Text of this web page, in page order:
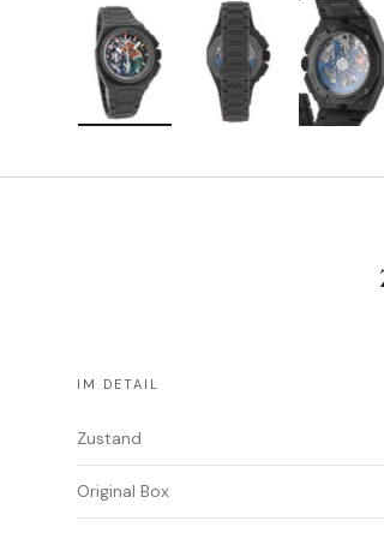
Bild 1 in Galerieansicht laden
Bild 2 in Galerieansicht
Bild 3 in
IM DETAIL
Zustand
Original Box